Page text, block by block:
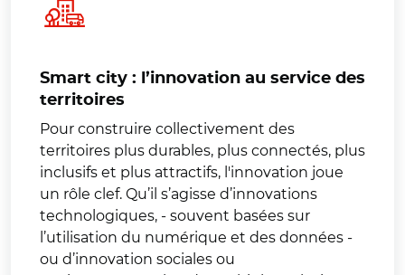
Smart city : l’innovation au service des
territoires
Pour construire collectivement des
territoires plus durables, plus connectés, plus
inclusifs et plus attractifs, l'innovation joue
un rôle clef. Qu’il s’agisse d’innovations
technologiques, - souvent basées sur
l’utilisation du numérique et des données -
ou d’innovation sociales ou